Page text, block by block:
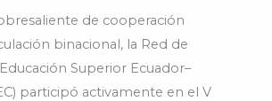
de cooperación
binacional, la Red de
Superior Ecuador–
participó activamente en el V